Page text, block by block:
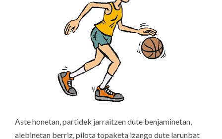
Aste honetan, partidek jarraitzen dute benjaminetan,
alebinetan berriz, pilota topaketa izango dute larunbat